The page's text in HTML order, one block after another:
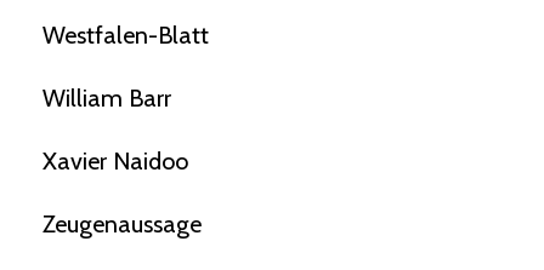
Westfalen-Blatt
William Barr
Xavier Naidoo
Zeugenaussage